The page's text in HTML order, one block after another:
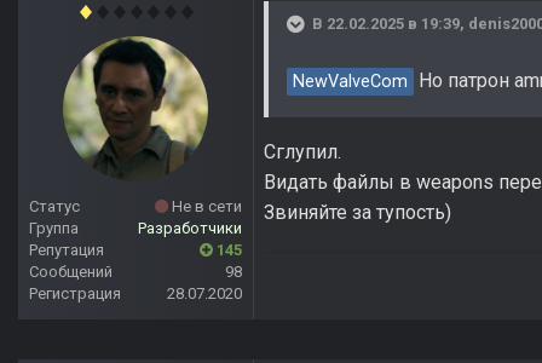
Статус
Не в сети
Группа
Разработчики
Репутация
145
Сообщений
98
Регистрация
28.07.2020
В 22.02.2025 в 19:39,
NewValveCom Но патрон
Сглупил.
Видать файлы в weapons
Звиняйте за тупость)